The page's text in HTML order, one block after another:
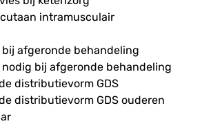
intramusculair
afgeronde behandeling
bij afgeronde behandeling
distributievorm GDS
distributievorm GDS ouderen